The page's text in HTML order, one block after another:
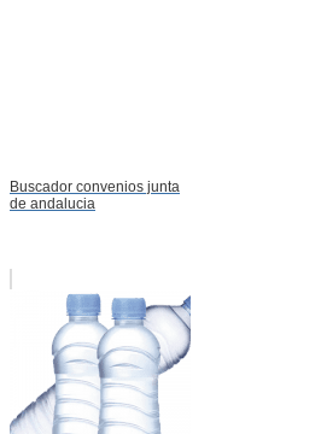
Buscador convenios junta
de andalucia